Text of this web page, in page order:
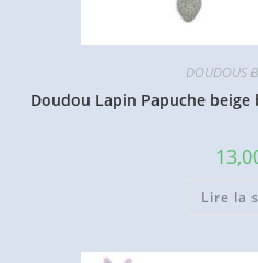
DOUDOUS
Doudou Lapin Papuche beige
Lire la